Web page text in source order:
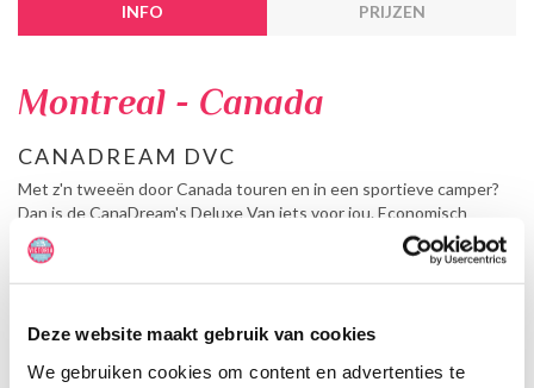
Deze website maakt gebruik van cookies
We gebruiken cookies om content en advertenties te
INFO PRIJZEN
Montreal - Canada
CANADREAM DVC
Met z'n tweeën door Canada touren en in een sportieve camper?
Dan is de CanaDream's Deluxe Van iets voor jou. Economisch
verantwoord en makkelijk in te rijden. Je zult verbaasd zijn hoe
praktisch deze van is ingericht en hoe comfortabel het bed is.